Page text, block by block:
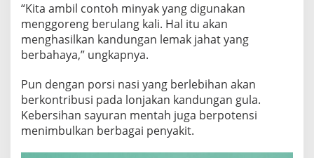
“Kita ambil contoh minyak yang digunakan
menggoreng berulang kali. Hal itu akan
menghasilkan kandungan lemak jahat yang
berbahaya,” ungkapnya.
Pun dengan porsi nasi yang berlebihan akan
berkontribusi pada lonjakan kandungan gula.
Kebersihan sayuran mentah juga berpotensi
menimbulkan berbagai penyakit.